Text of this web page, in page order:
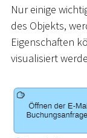
Nur einige
des Objekts,
Eigenschaften
visualisiert